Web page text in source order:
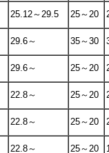
25.12～29.5 25～20
29.6～ 35～30
29.6～ 25～20
22.8～ 25～20
22.8～ 25～20
22.8～ 25～20